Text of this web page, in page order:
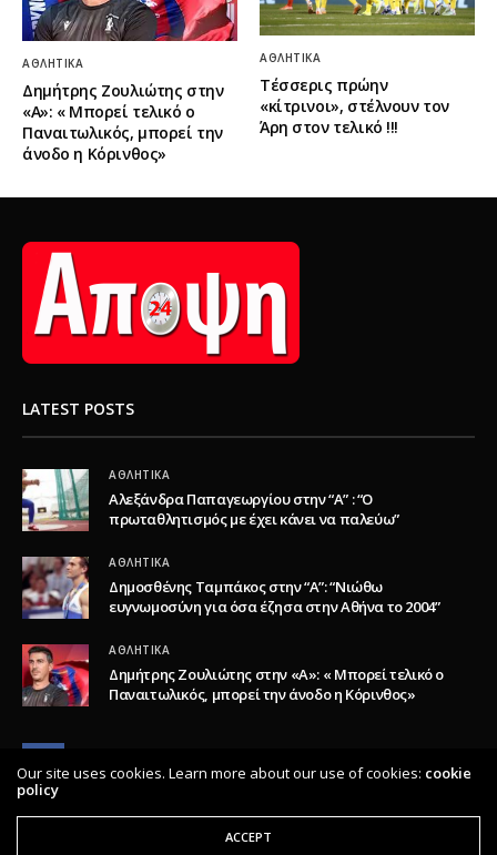
ΑΘΛΗΤΙΚΆ
Δημήτρης Ζουλιώτης στην
«Α»: « Μπορεί τελικό ο
Παναιτωλικός, μπορεί την
άνοδο η Κόρινθος»
ΑΘΛΗΤΙΚΆ
Τέσσερις πρώην
«κίτρινοι», στέλνουν τον
Άρη στον τελικό !!!
LATEST POSTS
ΑΘΛΗΤΙΚΆ
Αλεξάνδρα Παπαγεωργίου στην “Α” : “Ο
πρωταθλητισμός με έχει κάνει να παλεύω”
ΑΘΛΗΤΙΚΆ
Δημοσθένης Ταμπάκος στην “A”: “Νιώθω
ευγνωμοσύνη για όσα έζησα στην Αθήνα το 2004”
ΑΘΛΗΤΙΚΆ
Δημήτρης Ζουλιώτης στην «Α»: « Μπορεί τελικό ο
Παναιτωλικός, μπορεί την άνοδο η Κόρινθος»
Our site uses cookies. Learn more about our use of cookies: cookie
policy
ACCEPT